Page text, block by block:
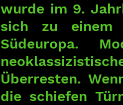
wurde im 9.
sich zu einem
Südeuropa.
Überresten.
die schiefen